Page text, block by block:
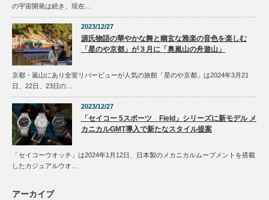
の宇宙開発は続き、現在…
2023/12/27
源氏物語の華やかな舞と幽玄な雅楽の音色を楽しむ
「星のや京都」が３月に「奥嵐山の舟遊山」
京都・嵐山にあり全室リバービューが人気の旅館「星のや京都」は2024年3月21
日、22日、23日の…
2023/12/27
「セイコー 5スポーツ Field」シリーズに新モデル メ
カニカルGMT導入で新たなスタイル提案
「セイコーウオッチ」は2024年1月12日、日本製のメカニカルムーブメントを搭載
したカジュアルウオ…
アーカイブ